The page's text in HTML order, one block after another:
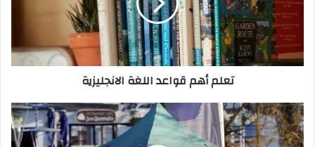
الانجليزية
تعلم أهم قواعد اللغة الانجليزية
أهم
التغيرات
التي